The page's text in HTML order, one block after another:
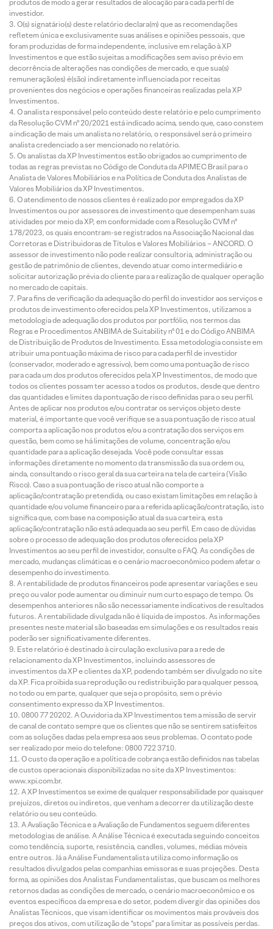
produtos de modo a gerar resultados de alocação para cada perfil de
investidor.
O(s) signatário(s) deste relatório declara(m) que as recomendações
refletem única e exclusivamente suas análises e opiniões pessoais, que
foram produzidas de forma independente, inclusive em relação à XP
Investimentos e que estão sujeitas a modificações sem aviso prévio em
decorrência de alterações nas condições de mercado, e que sua(s)
remuneração(es) é(são) indiretamente influenciada por receitas
provenientes dos negócios e operações financeiras realizadas pela XP
Investimentos.
O analista responsável pelo conteúdo deste relatório e pelo cumprimento
da Resolução CVM nº 20/2021 está indicado acima, sendo que, caso constem
a indicação de mais um analista no relatório, o responsável será o primeiro
analista credenciado a ser mencionado no relatório.
Os analistas da XP Investimentos estão obrigados ao cumprimento de
todas as regras previstas no Código de Conduta da APIMEC Brasil para o
Analista de Valores Mobiliários e na Política de Conduta dos Analistas de
Valores Mobiliários da XP Investimentos.
O atendimento de nossos clientes é realizado por empregados da XP
Investimentos ou por assessores de investimento que desempenham suas
atividades por meio da XP, em conformidade com a Resolução CVM nº
178/2023, os quais encontram-se registrados na Associação Nacional das
Corretoras e Distribuidoras de Títulos e Valores Mobiliários – ANCORD. O
assessor de investimento não pode realizar consultoria, administração ou
gestão de patrimônio de clientes, devendo atuar como intermediário e
solicitar autorização prévia do cliente para a realização de qualquer operação
no mercado de capitais.
Para fins de verificação da adequação do perfil do investidor aos serviços e
produtos de investimento oferecidos pela XP Investimentos, utilizamos a
metodologia de adequação dos produtos por portfólio, nos termos das
Regras e Procedimentos ANBIMA de Suitability nº 01 e do Código ANBIMA
de Distribuição de Produtos de Investimento. Essa metodologia consiste em
atribuir uma pontuação máxima de risco para cada perfil de investidor
(conservador, moderado e agressivo), bem como uma pontuação de risco
para cada um dos produtos oferecidos pela XP Investimentos, de modo que
todos os clientes possam ter acesso a todos os produtos, desde que dentro
das quantidades e limites da pontuação de risco definidas para o seu perfil.
Antes de aplicar nos produtos e/ou contratar os serviços objeto deste
material, é importante que você verifique se a sua pontuação de risco atual
comporta a aplicação nos produtos e/ou a contratação dos serviços em
questão, bem como se há limitações de volume, concentração e/ou
quantidade para a aplicação desejada. Você pode consultar essas
informações diretamente no momento da transmissão da sua ordem ou,
ainda, consultando o risco geral da sua carteira na tela de carteira (Visão
Risco). Caso a sua pontuação de risco atual não comporte a
aplicação/contratação pretendida, ou caso existam limitações em relação à
quantidade e/ou volume financeiro para a referida aplicação/contratação, isto
significa que, com base na composição atual da sua carteira, esta
aplicação/contratação não está adequada ao seu perfil. Em caso de dúvidas
sobre o processo de adequação dos produtos oferecidos pela XP
Investimentos ao seu perfil de investidor, consulte o FAQ. As condições de
mercado, mudanças climáticas e o cenário macroeconômico podem afetar o
desempenho do investimento.
A rentabilidade de produtos financeiros pode apresentar variações e seu
preço ou valor pode aumentar ou diminuir num curto espaço de tempo. Os
desempenhos anteriores não são necessariamente indicativos de resultados
futuros. A rentabilidade divulgada não é líquida de impostos. As informações
presentes neste material são baseadas em simulações e os resultados reais
poderão ser significativamente diferentes.
Este relatório é destinado à circulação exclusiva para a rede de
relacionamento da XP Investimentos, incluindo assessores de
investimentos da XP e clientes da XP, podendo também ser divulgado no site
da XP. Fica proibida sua reprodução ou redistribuição para qualquer pessoa,
no todo ou em parte, qualquer que seja o propósito, sem o prévio
consentimento expresso da XP Investimentos.
0800 77 20202. A Ouvidoria da XP Investimentos tem a missão de servir
de canal de contato sempre que os clientes que não se sentirem satisfeitos
com as soluções dadas pela empresa aos seus problemas. O contato pode
ser realizado por meio do telefone: 0800 722 3710.
O custo da operação e a política de cobrança estão definidos nas tabelas
de custos operacionais disponibilizadas no site da XP Investimentos:
www.xpi.com.br.
A XP Investimentos se exime de qualquer responsabilidade por quaisquer
prejuízos, diretos ou indiretos, que venham a decorrer da utilização deste
relatório ou seu conteúdo.
A Avaliação Técnica e a Avaliação de Fundamentos seguem diferentes
metodologias de análise. A Análise Técnica é executada seguindo conceitos
como tendência, suporte, resistência, candles, volumes, médias móveis
entre outros. Já a Análise Fundamentalista utiliza como informação os
resultados divulgados pelas companhias emissoras e suas projeções. Desta
forma, as opiniões dos Analistas Fundamentalistas, que buscam os melhores
retornos dadas as condições de mercado, o cenário macroeconômico e os
eventos específicos da empresa e do setor, podem divergir das opiniões dos
Analistas Técnicos, que visam identificar os movimentos mais prováveis dos
preços dos ativos, com utilização de “stops” para limitar as possíveis perdas.